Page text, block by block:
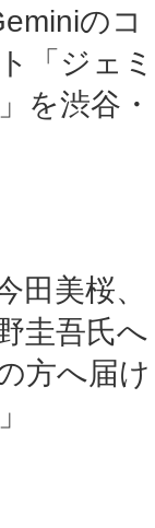
のコ
「ジェミ
を渋谷・
田美桜、
圭吾氏へ
方へ届け